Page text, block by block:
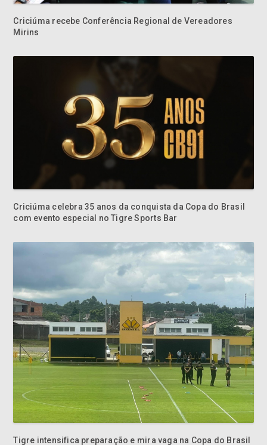
Criciúma celebra 35 anos da conquista da Copa do Brasil
com evento especial no Tigre Sports Bar
Tigre intensifica preparação e mira vaga na Copa do Brasil